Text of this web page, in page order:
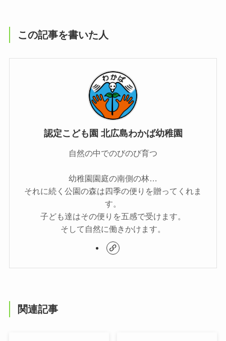
この記事を書いた人
認定こども園 北広島わかば幼稚園
自然の中でのびのび育つ
幼稚園園庭の南側の林…
それに続く公園の森は四季の便りを贈ってくれま
す。
子ども達はその便りを五感で受けます。
そして自然に働きかけます。
関連記事